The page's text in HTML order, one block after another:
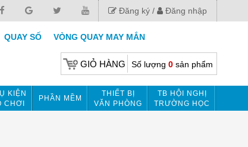
Đăng ký Đăng nhập
QUAY SỐ VÒNG QUAY MAY MẮN
GIỎ HÀNG Số lượng 0sản phẩm
KIỆN
CHƠI
PHẦN MỀM
THIẾT BỊ
VĂN PHÒNG
TB HỘI NGHỊ
TRƯỜNG HỌC